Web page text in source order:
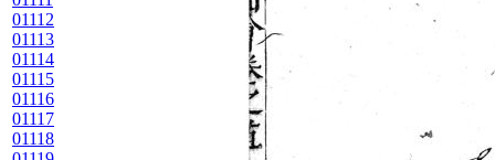
01112
01113
01114
01115
01116
01117
01118